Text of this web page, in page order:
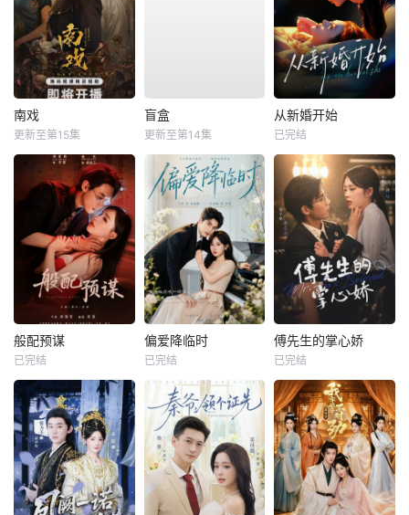
南戏
更新至第15集
盲盒
更新至第14集
从新婚开始
已完结
般配预谋
已完结
偏爱降临时
已完结
傅先生的掌心娇
已完结